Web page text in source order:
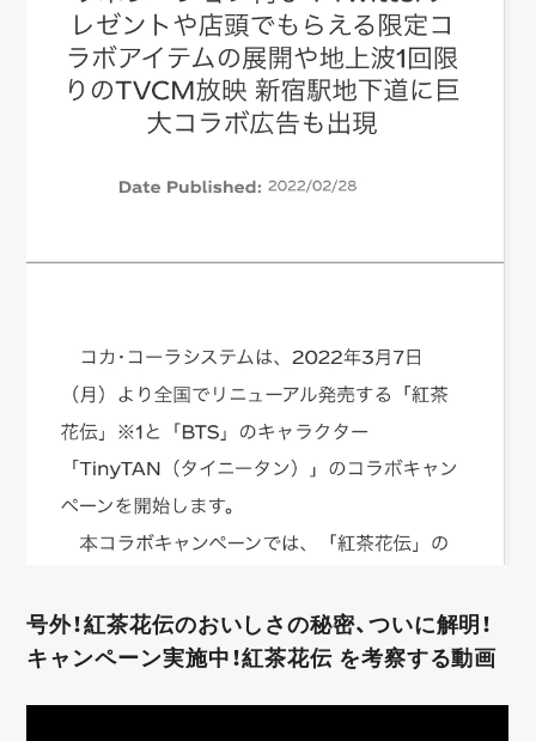
号外！紅茶花伝のおいしさの秘密、ついに解明！
キャンペーン実施中！紅茶花伝 を考察する動画